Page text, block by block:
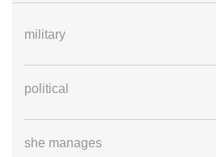
military
political
she manages